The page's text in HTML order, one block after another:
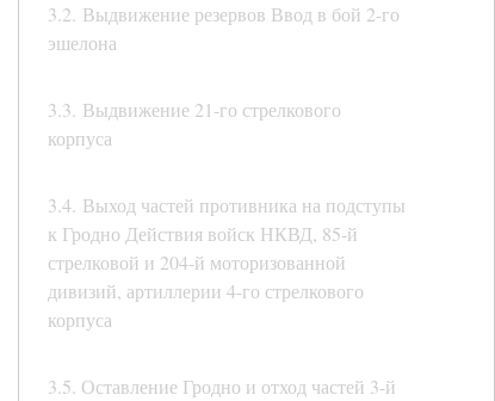
3.2. Выдвижение резервов Ввод в бой 2-го
эшелона
3.3. Выдвижение 21-го стрелкового
корпуса
3.4. Выход частей противника на подступы
к Гродно Действия войск НКВД, 85-й
стрелковой и 204-й моторизованной
дивизий, артиллерии 4-го стрелкового
корпуса
3.5. Оставление Гродно и отход частей 3-й